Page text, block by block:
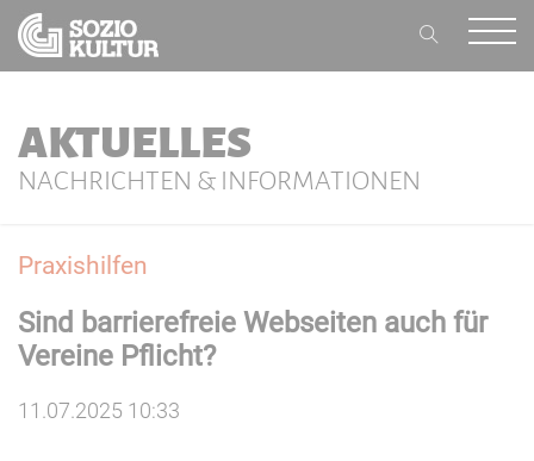
AKTUELLES
NACHRICHTEN & INFORMATIONEN
Praxishilfen
Sind barrierefreie Webseiten auch für
Vereine Pflicht?
11.07.2025 10:33